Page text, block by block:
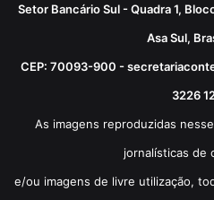
Setor Bancário Sul - Quadra 1,
Asa Sul,
CEP: 70093-900 -
3226
As imagens reproduzidas
jornalísticas de
e/ou imagens de livre utilização,